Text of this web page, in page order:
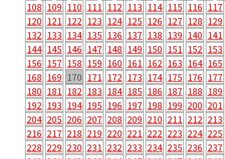
108 109 110 111 112 113 114 115 116 117
120 121 122 123 124 125 126 127 128 129
132 133 134 135 136 137 138 139 140 141
144 145 146 147 148 149 150 151 152 153
156 157 158 159 160 161 162 163 164 165
168 169 170 171 172 173 174 175 176 177
180 181 182 183 184 185 186 187 188 189
192 193 194 195 196 197 198 199 200 201
204 205 206 207 208 209 210 211 212 213
216 217 218 219 220 221 222 223 224 225
228 229 230 231 232 233 234 235 236 237